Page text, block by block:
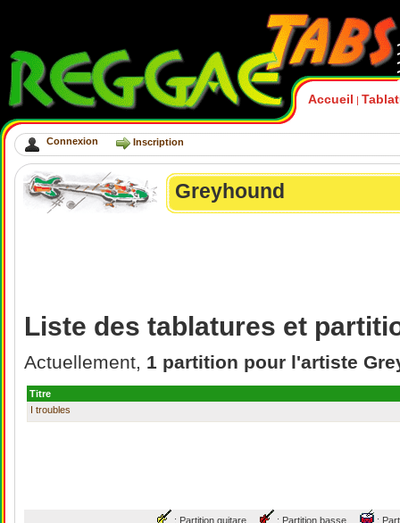
Accueil |
Connexion Inscription
Greyhound
Liste des tablatures et
Actuellement, 1 partition pour l'artiste
Titre
I troubles
: Partition guitare : Partition basse :